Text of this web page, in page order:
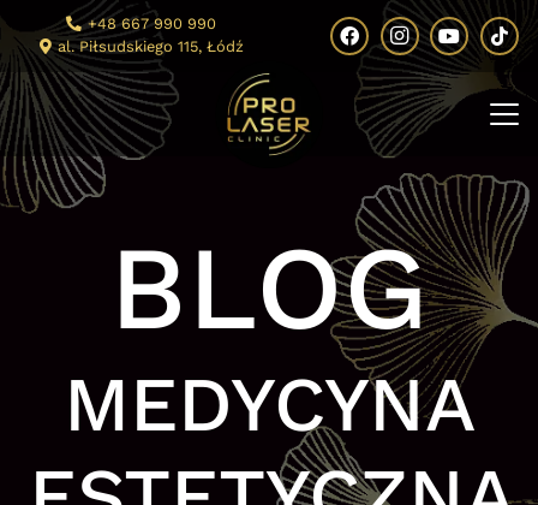
+48 667 990 990
al. Piłsudskiego 115, Łódź
BLOG
MEDYCYNA